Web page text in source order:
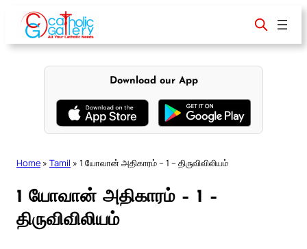
content
Download our App
Home » Tamil » 1 யோவான் அதிகாரம் – 1 – திருவிவிலியம்
1 யோவான் அதிகாரம் – 1 –
திருவிவிலியம்